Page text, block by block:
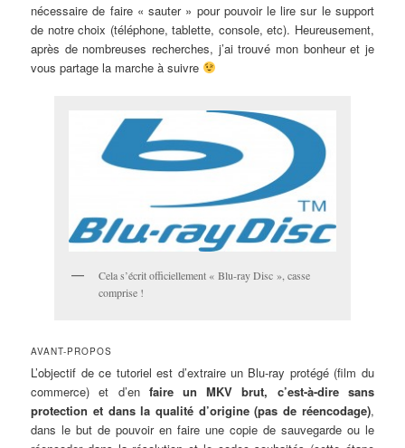
nécessaire de faire « sauter » pour pouvoir le lire sur le support
de notre choix (téléphone, tablette, console, etc). Heureusement,
après de nombreuses recherches, j’ai trouvé mon bonheur et je
vous partage la marche à suivre
Cela s’écrit officiellement « Blu-ray Disc », casse
comprise !
AVANT-PROPOS
L’objectif de ce tutoriel est d’extraire un Blu-ray protégé (film du
commerce) et d’en faire un MKV brut, c’est-à-dire sans
protection et dans la qualité d’origine (pas de réencodage),
dans le but de pouvoir en faire une copie de sauvegarde ou le